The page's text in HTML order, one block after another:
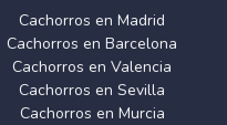
Cachorros en Madrid
Cachorros en Barcelona
Cachorros en Valencia
Cachorros en Sevilla
Cachorros en Murcia